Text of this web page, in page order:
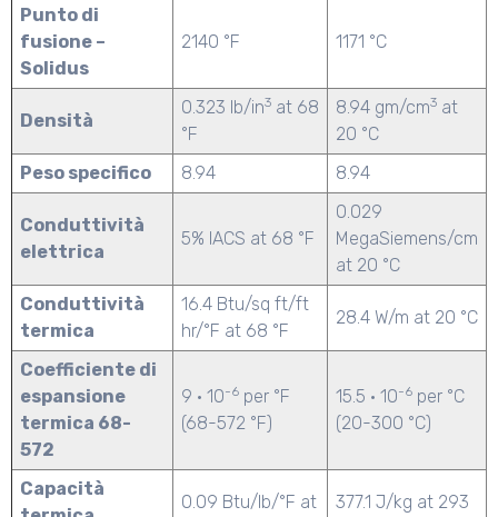
Punto di
fusione –
Solidus
2140 °F 1171 °C
Densità
0.323 lb/in3 at 68
°F
8.94 gm/cm3 at
20 °C
Peso specifico
8.94 8.94
Conduttività
elettrica
5% IACS at 68 °F
0.029
MegaSiemens/cm
at 20 °C
Conduttività
termica
16.4 Btu/sq ft/ft
hr/°F at 68 °F
28.4 W/m at 20 °C
Coefficiente di
espansione
termica 68-
572
9 · 10-6 per °F
(68-572 °F)
15.5 · 10-6 per °C
(20-300 °C)
Capacità
0.09 Btu/lb/°F at 377.1 J/kg at 293